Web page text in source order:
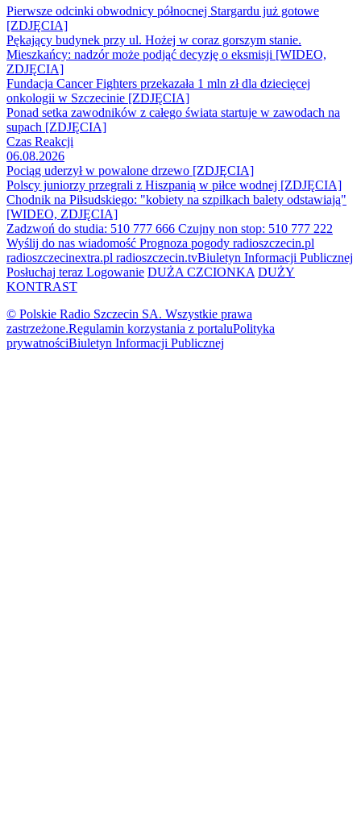
Pierwsze odcinki obwodnicy północnej Stargardu już gotowe
[ZDJĘCIA]
Pękający budynek przy ul. Hożej w coraz gorszym stanie.
Mieszkańcy: nadzór może podjąć decyzję o eksmisji [WIDEO,
ZDJĘCIA]
Fundacja Cancer Fighters przekazała 1 mln zł dla dziecięcej
onkologii w Szczecinie [ZDJĘCIA]
Ponad setka zawodników z całego świata startuje w zawodach na
supach [ZDJĘCIA]
Czas Reakcji
06.08.2026
Pociąg uderzył w powalone drzewo [ZDJĘCIA]
Polscy juniorzy przegrali z Hiszpanią w piłce wodnej [ZDJĘCIA]
Chodnik na Piłsudskiego: "kobiety na szpilkach balety odstawiają"
[WIDEO, ZDJĘCIA]
Zadzwoń do studia: 510 777 666 Czujny non stop: 510 777 222
Wyślij do nas wiadomość Prognoza pogody radioszczecin.pl
radioszczecinextra.pl radioszczecin.tvBiuletyn Informacji Publicznej
Posłuchaj teraz Logowanie DUŻA CZCIONKA DUŻY
KONTRAST
© Polskie Radio Szczecin SA. Wszystkie prawa
zastrzeżone.Regulamin korzystania z portaluPolityka
prywatnościBiuletyn Informacji Publicznej